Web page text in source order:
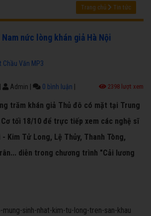
Trang chủ Tin tức
nức lòng khán giả Hà Nội
Chầu Văn MP3
Admin 0 bình luận 2398 lượt xem
trăm khán giả Thủ đô có mặt tại Trung
tối 18/10 để trực tiếp xem các nghệ sĩ
Kim Tử Long, Lệ Thủy, Thanh Tòng,
diễn trong chương trình "Cải lương